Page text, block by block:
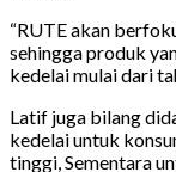
“RUTE akan
sehingga produk
kedelai mulai dari
Latif juga bilang
kedelai untuk
tinggi, Sementara